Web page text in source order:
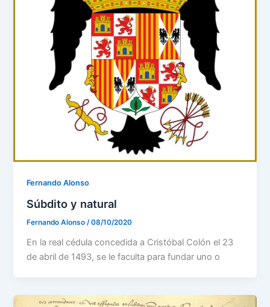
Fernando Alonso
Súbdito y natural
Fernando Alonso/08/10/2020
En la real cédula concedida a Cristóbal Colón el 23
de abril de 1493, se le faculta para fundar uno o